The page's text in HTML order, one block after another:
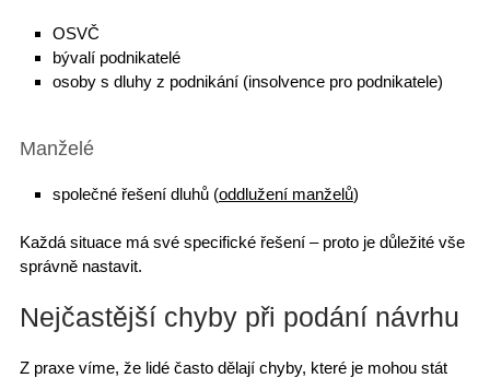
OSVČ
bývalí podnikatelé
osoby s dluhy z podnikání (insolvence pro podnikatele)
Manželé
společné řešení dluhů (oddlužení manželů)
Každá situace má své specifické řešení– proto je důležité vše
správně nastavit.
Nejčastější chyby při podání návrhu
Z praxe víme, že lidé často dělají chyby, které je mohou stát